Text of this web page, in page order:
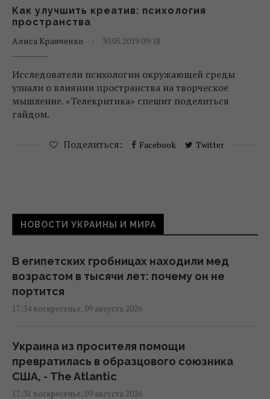
Как улучшить креатив: психология
пространства
Алиса Кравченко
30.05.2019 09:18
Исследователи психологии окружающей среды
узнали о влиянии пространства на творческое
мышление. «‎Телекритика» спешит поделиться
гайдом.
Поделиться: Facebook Twitter
НОВОСТИ УКРАИНЫ И МИРА
В египетских гробницах находили мед
возрастом в тысячи лет: почему он не
портится
17:34 воскресенье, 09 августа 2026
Украина из просителя помощи
превратилась в образцового союзника
США, - The Atlantic
17:31 воскресенье, 09 августа 2026